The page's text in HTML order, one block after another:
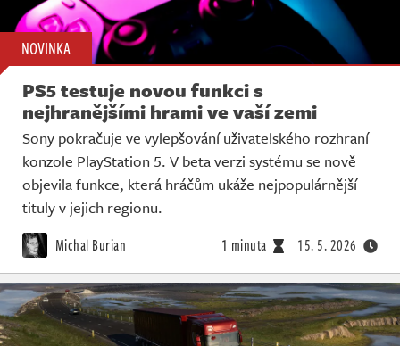
NOVINKA
PS5 testuje novou funkci s
nejhranějšími hrami ve vaší zemi
Sony pokračuje ve vylepšování uživatelského rozhraní
konzole PlayStation 5. V beta verzi systému se nově
objevila funkce, která hráčům ukáže nejpopulárnější
tituly v jejich regionu.
Michal Burian 1 minuta 15. 5. 2026